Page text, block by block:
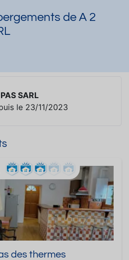
de A 2
SARL
le 23/11/2023
des thermes